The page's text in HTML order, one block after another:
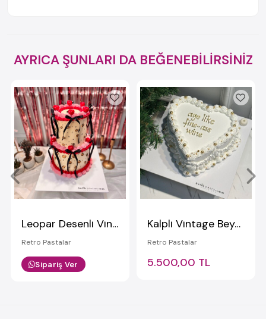
AYRICA ŞUNLARI DA BEĞENEBİLİRSİNİZ
Leopar Desenli Vintage Pasta
Retro Pastalar
Sipariş Ver
Kalpli Vintage Beyaz Gold Yazılı Pasta
Retro Pastalar
5.500,00 TL